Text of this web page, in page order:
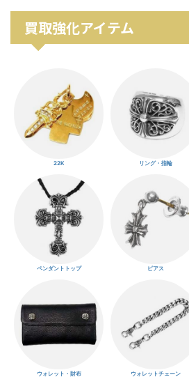
買取強化アイテム
22K リング・指輪
ペンダントトップ ピアス
ウォレット・財布 ウォレットチェーン